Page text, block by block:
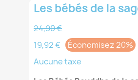
Les bébés de la
24,90 €
19,92 €
Économisez 20%
Aucune taxe